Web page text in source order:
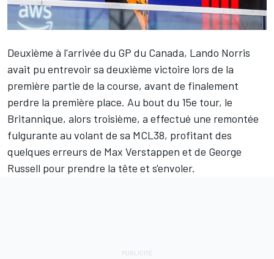
Deuxième à l'arrivée du GP du Canada, Lando Norris
avait pu entrevoir sa deuxième victoire lors de la
première partie de la course, avant de finalement
perdre la première place. Au bout du 15e tour, le
Britannique, alors troisième, a effectué une remontée
fulgurante au volant de sa MCL38, profitant des
quelques erreurs de Max Verstappen et de George
Russell pour prendre la tête et s'envoler.